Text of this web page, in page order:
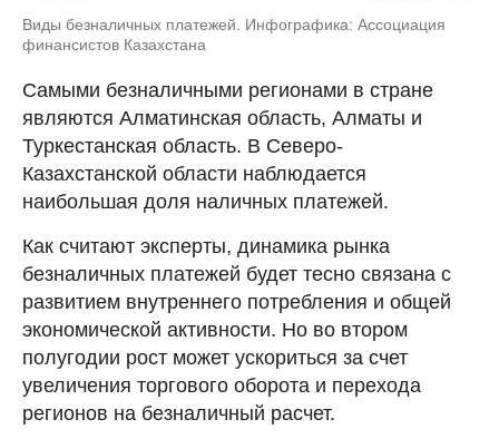
Виды безналичных платежей. Инфографика: Ассоциация
финансистов Казахстана
Самыми безналичными регионами в стране
являются Алматинская область, Алматы и
Туркестанская область. В Северо-
Казахстанской области наблюдается
наибольшая доля наличных платежей.
Как считают эксперты, динамика рынка
безналичных платежей будет тесно связана с
развитием внутреннего потребления и общей
экономической активности. Но во втором
полугодии рост может ускориться за счет
увеличения торгового оборота и перехода
регионов на безналичный расчет.